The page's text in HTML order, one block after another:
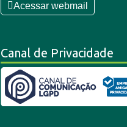
Acessar webmail
Canal de Privacidade